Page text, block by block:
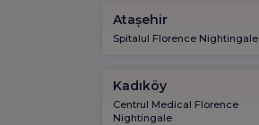
Atașehir
Spitalul Florence Nightingale
Kadıköy
Centrul Medical Florence
Nightingale